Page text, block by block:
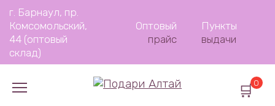
Перейти
содержанию
г. Барнаул, пр.
Комсомольский,
44 (оптовый
склад)
Оптовый
прайс
Пункты
выдачи
0